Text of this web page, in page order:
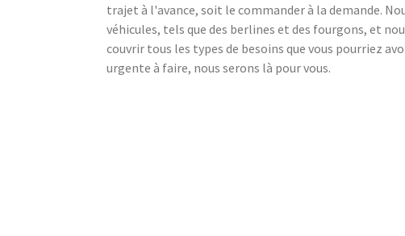
trajet à l'avance, soit le commander à la demande.
véhicules, tels que des berlines et des fourgons, et
couvrir tous les types de besoins que vous pourriez
urgente à faire, nous serons là pour vous.